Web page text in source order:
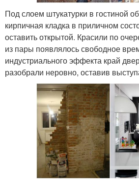
Под слоем штукатурки в гостиной
кирпичная кладка в приличном
оставить открытой. Красили по
из пары появлялось свободное
индустриального эффекта край
разобрали неровно, оставив